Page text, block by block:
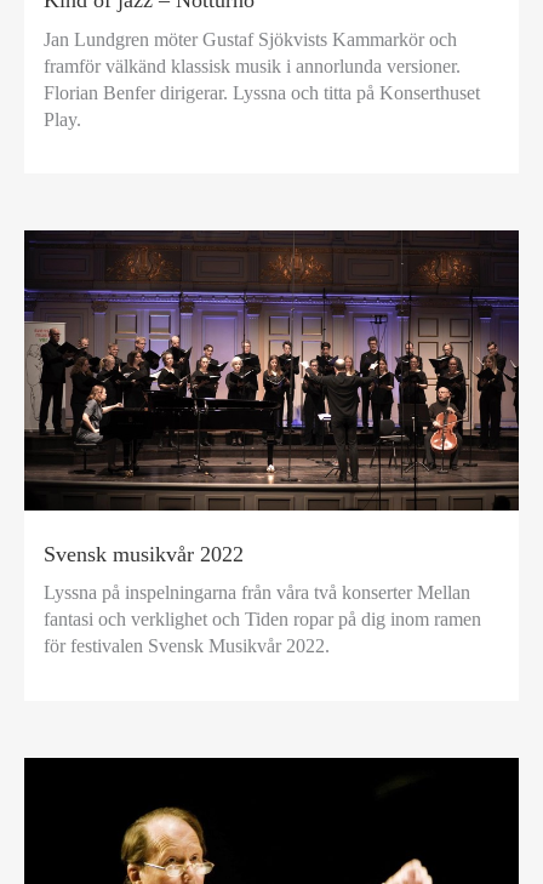
Jan Lundgren möter Gustaf Sjökvists Kammarkör och
framför välkänd klassisk musik i annorlunda versioner.
Florian Benfer dirigerar. Lyssna och titta på Konserthuset
Play.
Svensk musikvår 2022
Lyssna på inspelningarna från våra två konserter Mellan
fantasi och verklighet och Tiden ropar på dig inom ramen
för festivalen Svensk Musikvår 2022.